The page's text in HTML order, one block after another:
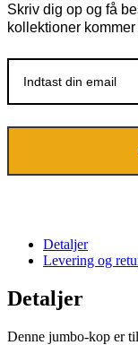
Skriv dig op og få
kollektioner
Detaljer
Levering og
Detaljer
Denne jumbo-kop er